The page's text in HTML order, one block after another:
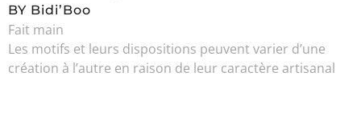
BY Bidi’Boo
Fait main
Les motifs et leurs dispositions peuvent varier d’une
création à l’autre en raison de leur caractère artisanal